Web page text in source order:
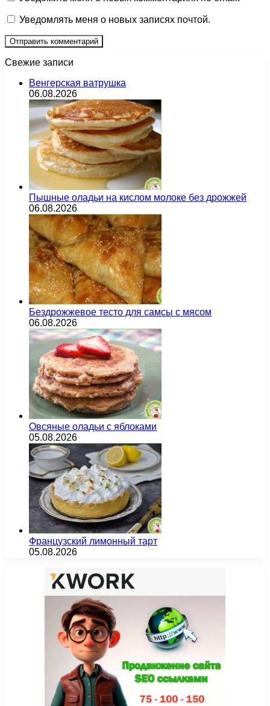
Уведомлять меня о новых записях почтой.
Свежие записи
Венгерская ватрушка
06.08.2026
Пышные оладьи на кислом молоке без дрожжей
06.08.2026
Бездрожжевое тесто для самсы с мясом
06.08.2026
Овсяные оладьи с яблоками
05.08.2026
Французский лимонный тарт
05.08.2026